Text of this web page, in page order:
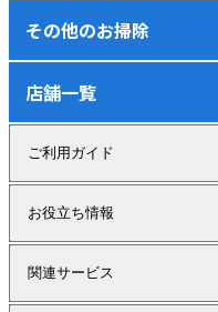
その他のお掃除
店舗一覧
ご利用ガイド
お役立ち情報
関連サービス